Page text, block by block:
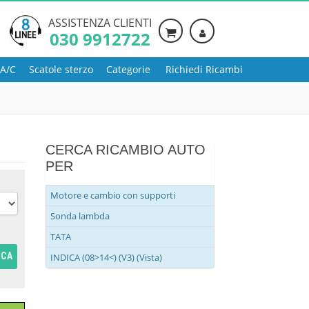
ASSISTENZA CLIENTI
030 9912722
C Scatole sterzo Categorie Richiedi Ricambi
CERCA RICAMBIO AUTO
PER
Motore e cambio con supporti
Sonda lambda
TATA
INDICA (08>14<) (V3) (Vista)